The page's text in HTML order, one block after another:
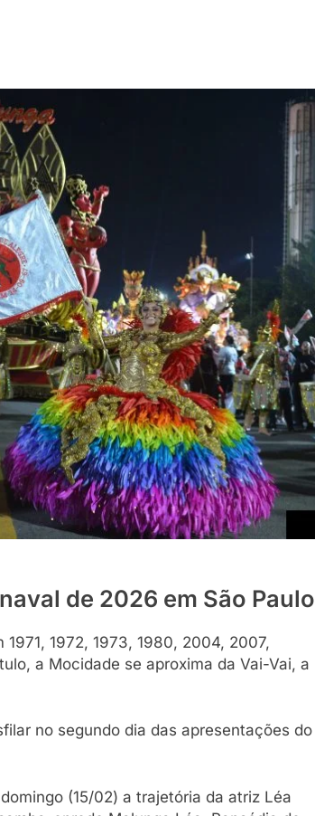
de 2026 em São Paulo
1972, 1973, 1980, 2004, 2007,
a Mocidade se aproxima da Vai-Vai, a
no segundo dia das apresentações do
(15/02) a trajetória da atriz Léa